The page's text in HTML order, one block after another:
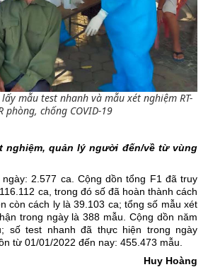
mẫu test nhanh và mẫu xét nghiệm RT-
phòng, chống COVID-19
nghiệm, quản lý người đến/về từ vùng
2.577 ca. Cộng dồn tổng F1 đã truy
ca, trong đó số đã hoàn thành cách
còn cách ly là 39.103 ca; tổng số mẫu xét
trong ngày là 388 mẫu. Cộng dồn năm
số test nhanh đã thực hiện trong ngày
từ 01/01/2022 đến nay: 455.473 mẫu.
Huy Hoàng